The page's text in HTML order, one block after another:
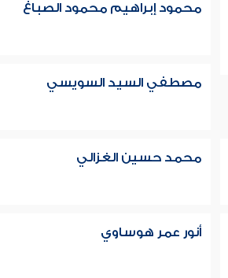
محمود إبراهيم محمود الصباغ
مصطفي السيد السويسي
محمد حسين الغزالي
أنور عمر هوساوي